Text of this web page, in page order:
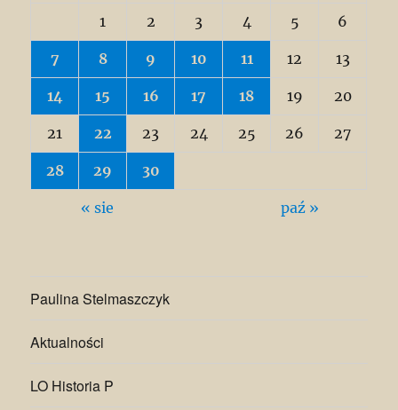
1 2 3 4 5 6
7 8 9 10 11 12 13
14 15 16 17 18 19 20
21 22 23 24 25 26 27
28 29 30
« sie paź »
Paulina Stelmaszczyk
Aktualności
LO Historia P